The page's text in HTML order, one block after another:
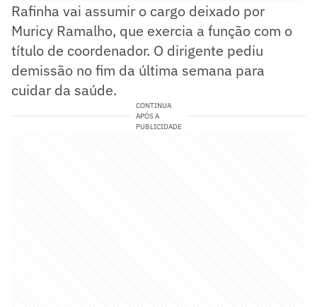
Rafinha vai assumir o cargo deixado por
Muricy Ramalho, que exercia a função com o
título de coordenador. O dirigente pediu
demissão no fim da última semana para
cuidar da saúde.
CONTINUA
APÓS A
PUBLICIDADE